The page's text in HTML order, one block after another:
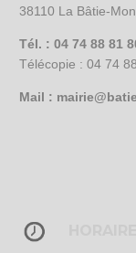
38110 La Bâtie-
Tél. : 04 74 88 81
Télécopie : 04 74
Mail :